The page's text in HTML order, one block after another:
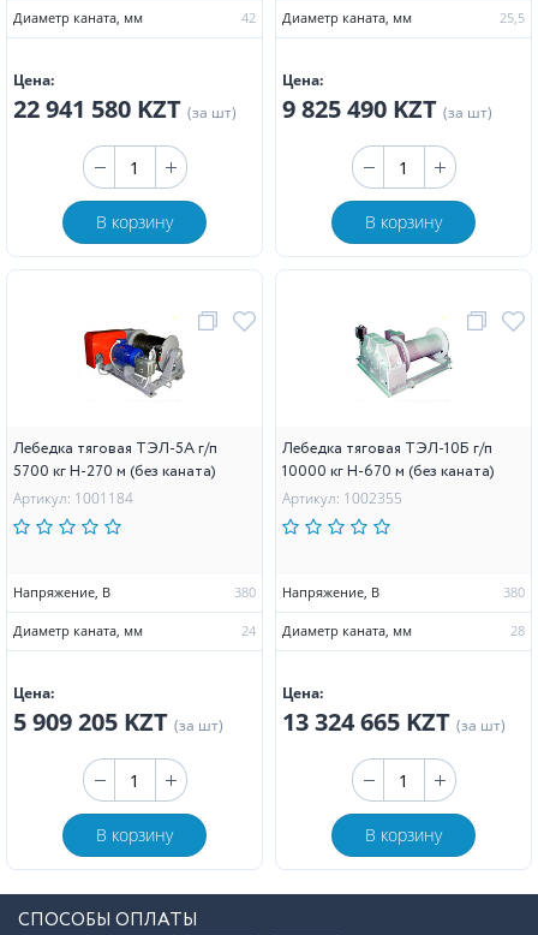
Диаметр каната, мм 42
Цена:
22 941 580 KZT (за шт)
В корзину
Диаметр каната, мм 25,5
Цена:
9 825 490 KZT (за шт)
В корзину
Лебедка тяговая ТЭЛ-5А г/п
5700 кг Н-270 м (без каната)
Артикул: 1001184
Напряжение, В 380
Диаметр каната, мм 24
Цена:
5 909 205 KZT (за шт)
В корзину
Лебедка тяговая ТЭЛ-10Б г/п
10000 кг Н-670 м (без каната)
Артикул: 1002355
Напряжение, В 380
Диаметр каната, мм 28
Цена:
13 324 665 KZT (за шт)
В корзину
СПОСОБЫ ОПЛАТЫ